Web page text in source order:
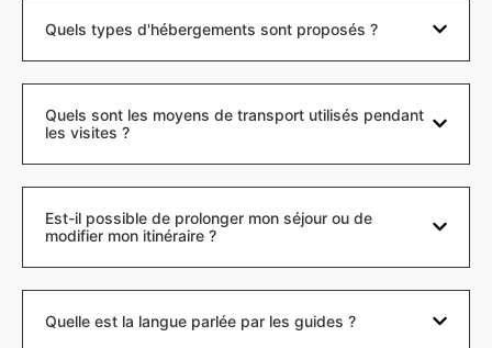
Quels types d'hébergements sont proposés ?
Quels sont les moyens de transport utilisés pendant
les visites ?
Est-il possible de prolonger mon séjour ou de
modifier mon itinéraire ?
Quelle est la langue parlée par les guides ?